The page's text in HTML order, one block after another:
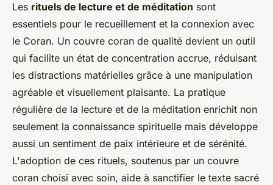
Les rituels de lecture et de méditation sont
essentiels pour le recueillement et la connexion avec
le Coran. Un couvre coran de qualité devient un outil
qui facilite un état de concentration accrue, réduisant
les distractions matérielles grâce à une manipulation
agréable et visuellement plaisante. La pratique
régulière de la lecture et de la méditation enrichit non
seulement la connaissance spirituelle mais développe
aussi un sentiment de paix intérieure et de sérénité.
L'adoption de ces rituels, soutenus par un couvre
coran choisi avec soin, aide à sanctifier le texte sacré